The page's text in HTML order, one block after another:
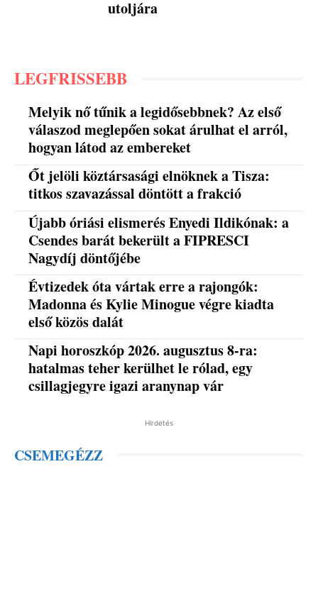
utoljára
LEGFRISSEBB
Melyik nő tűnik a legidősebbnek? Az első
válaszod meglepően sokat árulhat el arról,
hogyan látod az embereket
Őt jelöli köztársasági elnöknek a Tisza:
titkos szavazással döntött a frakció
Újabb óriási elismerés Enyedi Ildikónak: a
Csendes barát bekerült a FIPRESCI
Nagydíj döntőjébe
Évtizedek óta vártak erre a rajongók:
Madonna és Kylie Minogue végre kiadta
első közös dalát
Napi horoszkóp 2026. augusztus 8-ra:
hatalmas teher kerülhet le rólad, egy
csillagjegyre igazi aranynap vár
Hirdetés
CSEMEGÉZZ